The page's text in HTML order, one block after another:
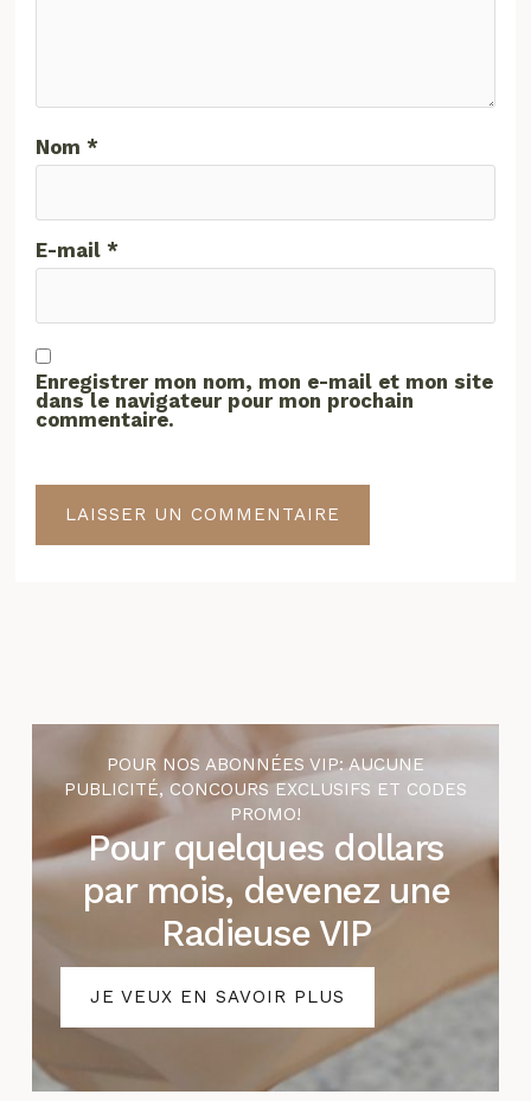
Nom*
E-mail*
Enregistrer mon nom, mon e-mail et mon site
dans le navigateur pour mon prochain
commentaire.
POUR NOS ABONNÉES VIP: AUCUNE
PUBLICITÉ, CONCOURS EXCLUSIFS ET CODES
PROMO!
Pour quelques dollars
par mois, devenez une
Radieuse VIP
JE VEUX EN SAVOIR PLUS